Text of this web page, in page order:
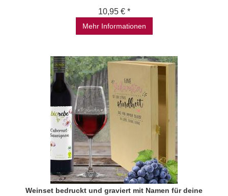
10,95 € *
Mehr Informationen
Weinset bedruckt und graviert mit Namen für deine